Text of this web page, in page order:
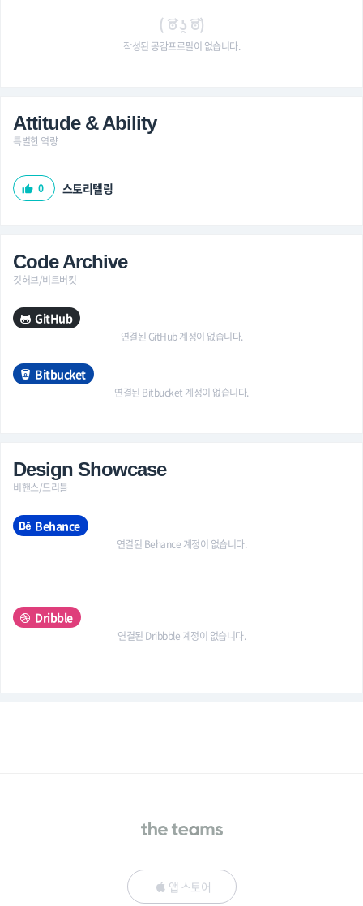
( ͡ಠ ʖ̯ ͡ಠ)
작성된 공감프로필이 없습니다.
Attitude & Ability
특별한 역량
thumb_up 0 스토리텔링
Code Archive
깃허브/비트버킷
GitHub
연결된 GitHub 계정이 없습니다.
Bitbucket
연결된 Bitbucket 계정이 없습니다.
Design Showcase
비핸스/드리블
Behance
연결된 Behance 계정이 없습니다.
Dribble
연결된 Dribbble 계정이 없습니다.
앱 스토어